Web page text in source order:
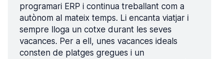
programari ERP i continua treballant com a
autònom al mateix temps. Li encanta viatjar i
sempre lloga un cotxe durant les seves
vacances. Per a ell, unes vacances ideals
consten de platges gregues i un